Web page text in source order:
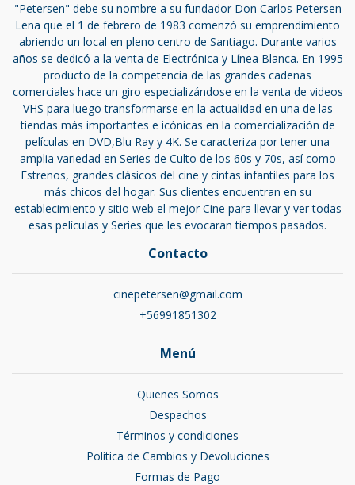
"Petersen" debe su nombre a su fundador Don Carlos Petersen
Lena que el 1 de febrero de 1983 comenzó su emprendimiento
abriendo un local en pleno centro de Santiago. Durante varios
años se dedicó a la venta de Electrónica y Línea Blanca. En 1995
producto de la competencia de las grandes cadenas
comerciales hace un giro especializándose en la venta de videos
VHS para luego transformarse en la actualidad en una de las
tiendas más importantes e icónicas en la comercialización de
películas en DVD,Blu Ray y 4K. Se caracteriza por tener una
amplia variedad en Series de Culto de los 60s y 70s, así como
Estrenos, grandes clásicos del cine y cintas infantiles para los
más chicos del hogar. Sus clientes encuentran en su
establecimiento y sitio web el mejor Cine para llevar y ver todas
esas películas y Series que les evocaran tiempos pasados.
Contacto
cinepetersen@gmail.com
+56991851302
Menú
Quienes Somos
Despachos
Términos y condiciones
Política de Cambios y Devoluciones
Formas de Pago